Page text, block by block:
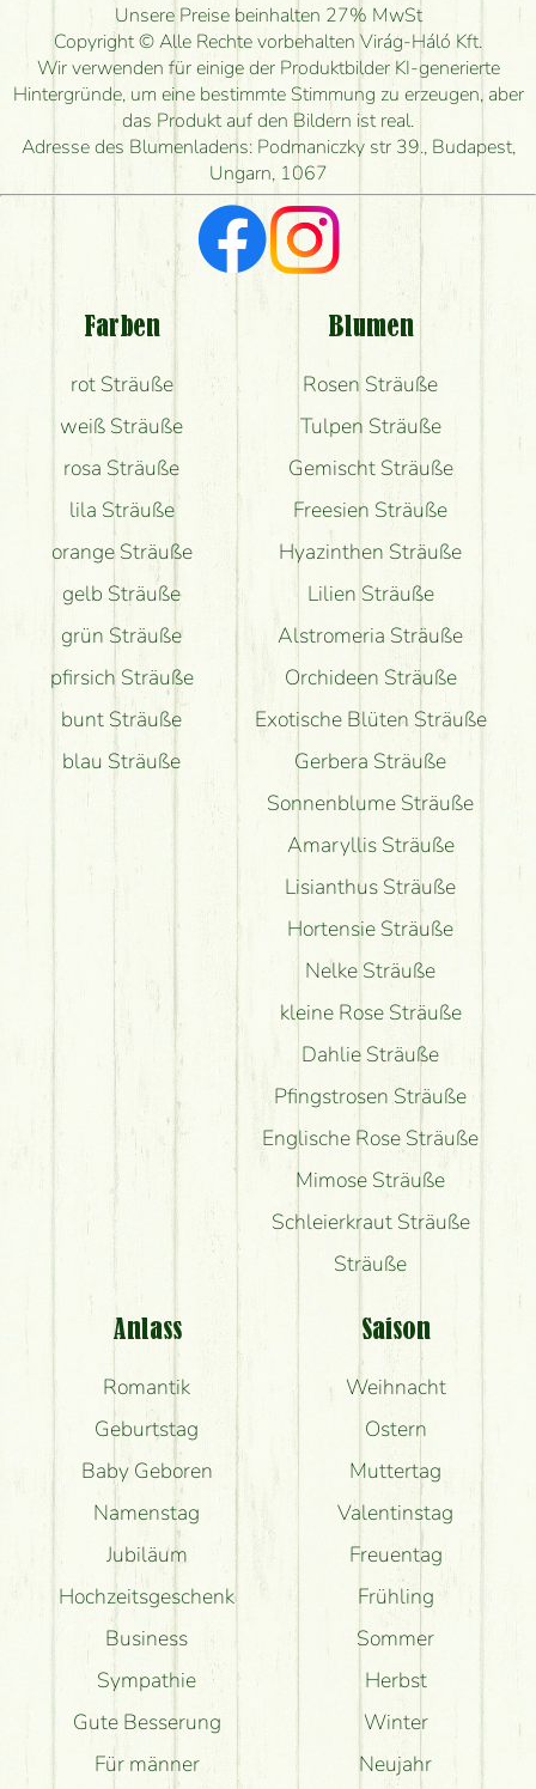
Unsere Preise beinhalten 27% MwSt
Copyright © Alle Rechte vorbehalten Virág-Háló Kft.
Wir verwenden für einige der Produktbilder KI-generierte
Hintergründe, um eine bestimmte Stimmung zu erzeugen, aber
das Produkt auf den Bildern ist real.
Adresse des Blumenladens: Podmaniczky str 39., Budapest,
Ungarn, 1067
Farben
rot Sträuße
weiß Sträuße
rosa Sträuße
lila Sträuße
orange Sträuße
gelb Sträuße
grün Sträuße
pfirsich Sträuße
bunt Sträuße
blau Sträuße
Blumen
Rosen Sträuße
Tulpen Sträuße
Gemischt Sträuße
Freesien Sträuße
Hyazinthen Sträuße
Lilien Sträuße
Alstromeria Sträuße
Orchideen Sträuße
Exotische Blüten Sträuße
Gerbera Sträuße
Sonnenblume Sträuße
Amaryllis Sträuße
Lisianthus Sträuße
Hortensie Sträuße
Nelke Sträuße
kleine Rose Sträuße
Dahlie Sträuße
Pfingstrosen Sträuße
Englische Rose Sträuße
Mimose Sträuße
Schleierkraut Sträuße
Sträuße
Anlass
Romantik
Geburtstag
Baby Geboren
Namenstag
Jubiläum
Hochzeitsgeschenk
Business
Sympathie
Gute Besserung
Für männer
Saison
Weihnacht
Ostern
Muttertag
Valentinstag
Freuentag
Frühling
Sommer
Herbst
Winter
Neujahr